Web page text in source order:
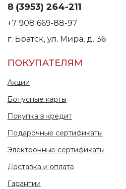
8 (3953) 264-211
+7 908 669-88-97
г. Братск, ул. Мира, д. 36
ПОКУПАТЕЛЯМ
Акции
Бонусные карты
Покупка в кредит
Подарочные сертификаты
Электронные сертификаты
Доставка и оплата
Гарантии